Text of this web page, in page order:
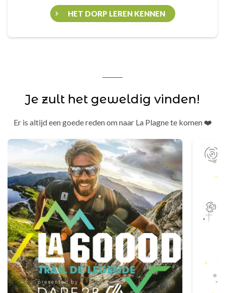
HET DORP LEREN KENNEN
Je zult het geweldig vinden!
Er is altijd een goede reden om naar La Plagne te komen ❤️